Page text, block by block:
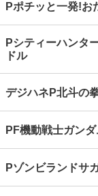
Pポチッと一発!お
Pシティーハンタ
ドル
デジハネP北斗の
PF機動戦士ガン
Pゾンビランドサ